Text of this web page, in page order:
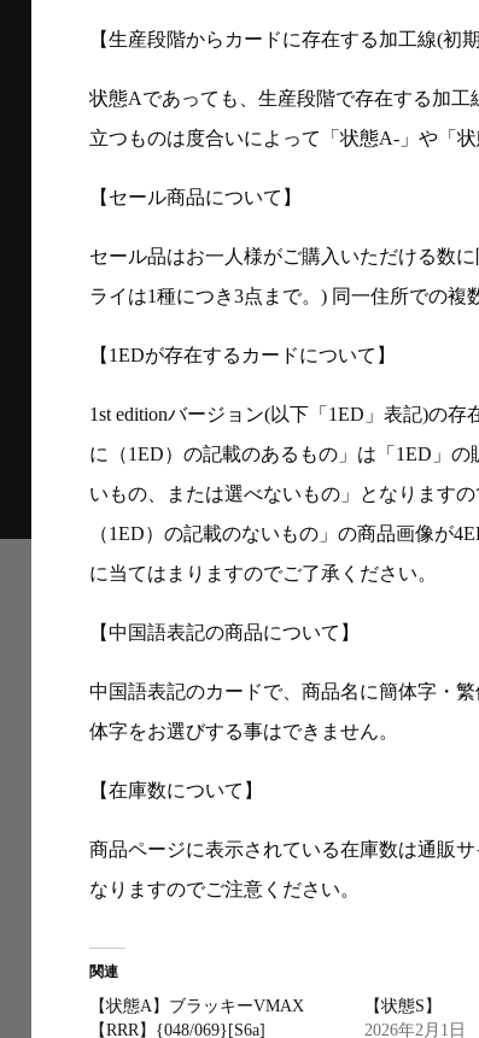
【生産段階からカードに存在する加工線(初
状態Aであっても、生産段階で存在する加
立つものは度合いによって「状態A-」や「状
【セール商品について】
セール品はお一人様がご購入いただける数
ライは1種につき3点まで。) 同一住所での複
【1EDが存在するカードについて】
1st editionバージョン(以下「1ED」表記)の
に（1ED）の記載のあるもの」は「1ED」
いもの、または選べないもの」となります
（1ED）の記載のないもの」の商品画像が
に当てはまりますのでご了承ください。
【中国語表記の商品について】
中国語表記のカードで、商品名に簡体字・
体字をお選びする事はできません。
【在庫数について】
商品ページに表示されている在庫数は通販
なりますのでご注意ください。
関連
【状態A】ブラッキーVMAX
【RRR】{048/069}[S6a]
【状態S】
2026年2月1日